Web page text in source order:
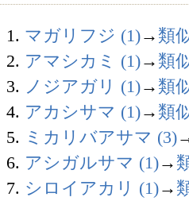
1. マガリフジ (1)→ 類
2. アマシカミ (1)→ 類
3. ノジアガリ (1)→ 類
4. アカシサマ (1)→ 類
5. ミカリバアサマ (3)
6. アシガルサマ (1)→
7. シロイアカリ (1)→